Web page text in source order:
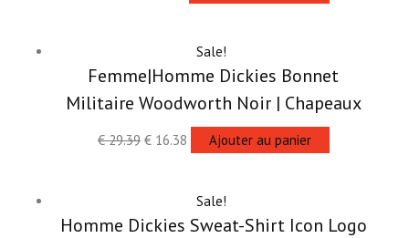
Sale!
Femme|Homme Dickies Bonnet
Militaire Woodworth Noir | Chapeaux
€29.39 €16.38 Ajouter au panier
Sale!
Homme Dickies Sweat-Shirt Icon Logo